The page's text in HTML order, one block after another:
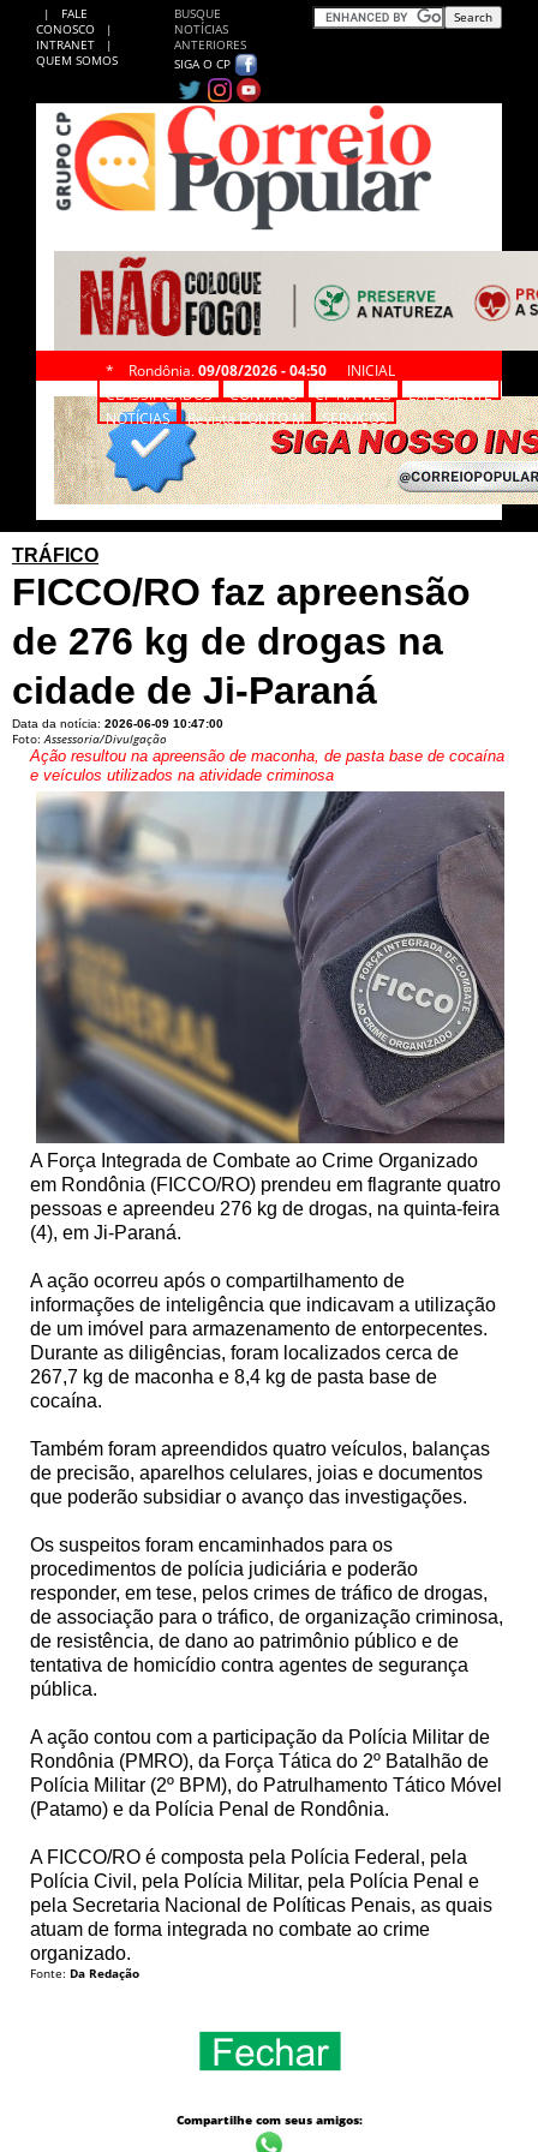
|
FALE
CONOSCO
|
INTRANET
|
QUEM SOMOS
BUSQUE
NOTÍCIAS
ANTERIORES
SIGA O CP
* Rondônia, 09/08/2026 - 04:50
INICIAL
CLASSIFICADOS
CONTATO CP NA WEB
EXPEDIENTE
NOTÍCIAS
Revista PONTO M SERVIÇOS
TRÁFICO
FICCO/RO faz apreensão
de 276 kg de drogas na
cidade de Ji-Paraná
Data da notícia: 2026-06-09 10:47:00
Foto:Assessoria/Divulgação
Ação resultou na apreensão de maconha, de pasta base de cocaína
e veículos utilizados na atividade criminosa
A Força Integrada de Combate ao Crime Organizado
em Rondônia (FICCO/RO) prendeu em flagrante quatro
pessoas e apreendeu 276 kg de drogas, na quinta-feira
(4), em Ji-Paraná.
A ação ocorreu após o compartilhamento de
informações de inteligência que indicavam a utilização
de um imóvel para armazenamento de entorpecentes.
Durante as diligências, foram localizados cerca de
267,7 kg de maconha e 8,4 kg de pasta base de
cocaína.
Também foram apreendidos quatro veículos, balanças
de precisão, aparelhos celulares, joias e documentos
que poderão subsidiar o avanço das investigações.
Os suspeitos foram encaminhados para os
procedimentos de polícia judiciária e poderão
responder, em tese, pelos crimes de tráfico de drogas,
de associação para o tráfico, de organização criminosa,
de resistência, de dano ao patrimônio público e de
tentativa de homicídio contra agentes de segurança
pública.
A ação contou com a participação da Polícia Militar de
Rondônia (PMRO), da Força Tática do 2º Batalhão de
Polícia Militar (2º BPM), do Patrulhamento Tático Móvel
(Patamo) e da Polícia Penal de Rondônia.
A FICCO/RO é composta pela Polícia Federal, pela
Polícia Civil, pela Polícia Militar, pela Polícia Penal e
pela Secretaria Nacional de Políticas Penais, as quais
atuam de forma integrada no combate ao crime
organizado.
Fonte: Da Redação
Compartilhe com seus amigos: